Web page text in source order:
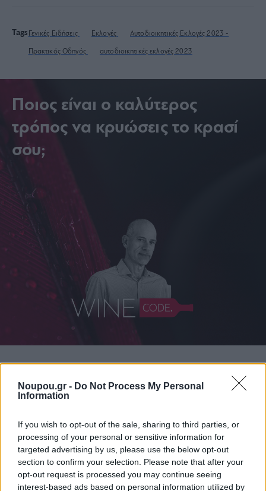
Noupou.gr - Do Not Process My Personal
Information
If you wish to opt-out of the sale, sharing to third parties, or
processing of your personal or sensitive information for
targeted advertising by us, please use the below opt-out
section to confirm your selection. Please note that after your
opt-out request is processed you may continue seeing
interest-based ads based on personal information utilized by
Tags Γενικές Ειδήσεις Εκλογές Αυτοδιοικητικές Εκλογές 2023 -
Πρακτικός Οδηγός αυτοδιοικητικές εκλογές 2023
Ποιος είναι ο καλύτερος
τρόπος να κρυώσεις το κρασί
σου;
ΔΙΑΒΑΣΤΕ ΑΚΟΜΑ